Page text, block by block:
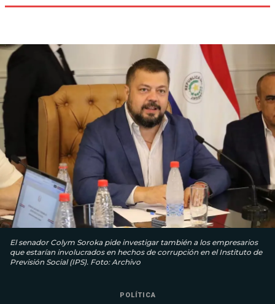
El senador Colym Soroka pide investigar también a los empresarios
que estarían involucrados en hechos de corrupción en el Instituto de
Previsión Social (IPS). Foto: Archivo
POLÍTICA